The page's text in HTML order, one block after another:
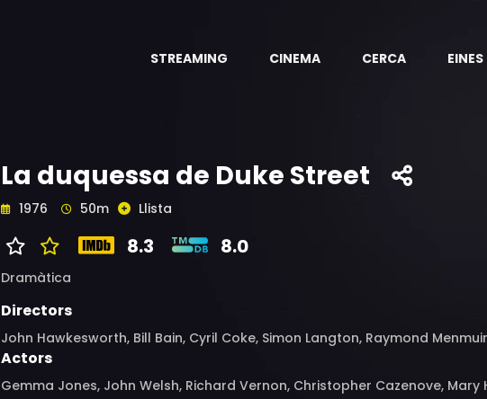
STREAMING CINEMA CERCA EINES
La duquessa de Duke Street
1976 50m Llista
8.3 8.0
Dramàtica
Directors
John Hawkesworth, Bill Bain, Cyril Coke, Simon Langton, Raymond
Actors
Gemma Jones, John Welsh, Richard Vernon, Christopher Cazenove,